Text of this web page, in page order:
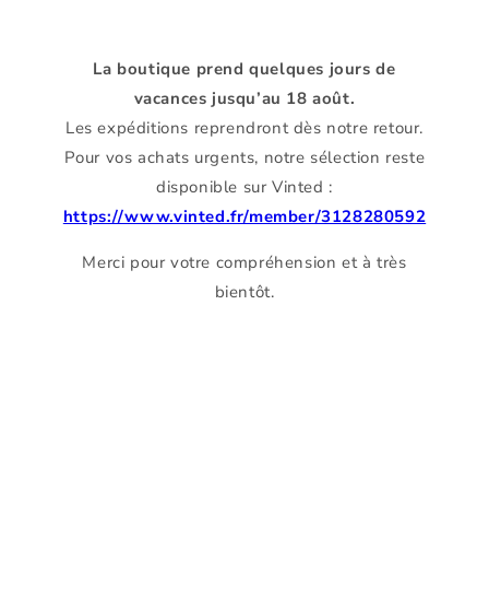
La boutique prend quelques jours de
vacances jusqu’au 18 août.
Les expéditions reprendront dès notre retour.
Pour vos achats urgents, notre sélection reste
disponible sur Vinted :
https://www.vinted.fr/member/3128280592
Merci pour votre compréhension et à très
bientôt.